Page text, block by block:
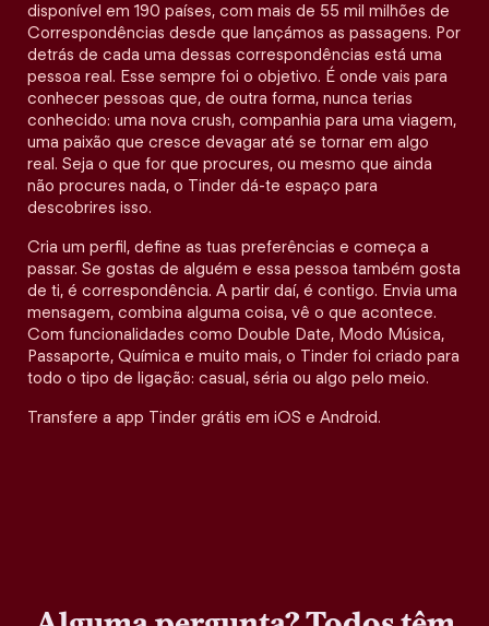
disponível em 190 países, com mais de 55 mil milhões de
Correspondências desde que lançámos as passagens. Por
detrás de cada uma dessas correspondências está uma
pessoa real. Esse sempre foi o objetivo. É onde vais para
conhecer pessoas que, de outra forma, nunca terias
conhecido: uma nova crush, companhia para uma viagem,
uma paixão que cresce devagar até se tornar em algo
real. Seja o que for que procures, ou mesmo que ainda
não procures nada, o Tinder dá-te espaço para
descobrires isso.
Cria um perfil, define as tuas preferências e começa a
passar. Se gostas de alguém e essa pessoa também gosta
de ti, é correspondência. A partir daí, é contigo. Envia uma
mensagem, combina alguma coisa, vê o que acontece.
Com funcionalidades como Double Date, Modo Música,
Passaporte, Química e muito mais, o Tinder foi criado para
todo o tipo de ligação: casual, séria ou algo pelo meio.
Transfere a app Tinder grátis em iOS e Android.